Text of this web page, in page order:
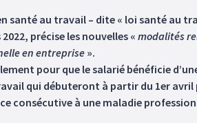
santé au travail – dite « loi santé au
précise les nouvelles « modalités
en entreprise ».
pour que le salarié bénéficie
qui débuteront à partir du 1er
consécutive à une maladie